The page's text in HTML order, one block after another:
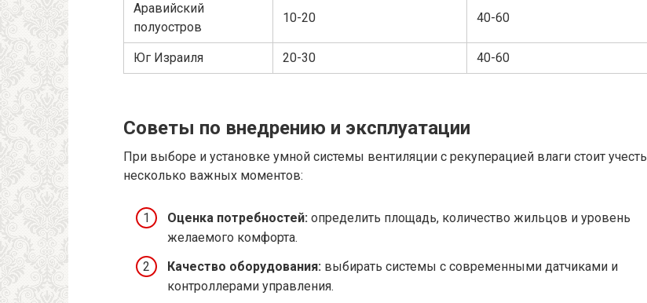
Аравийский
полуостров
10-20 40-60
Юг Израиля 20-30 40-60
Советы по внедрению и эксплуатации
При выборе и установке умной системы вентиляции с рекуперацией влаги стоит учесть
несколько важных моментов:
Оценка потребностей: определить площадь, количество жильцов и уровень
желаемого комфорта.
Качество оборудования: выбирать системы с современными датчиками и
контроллерами управления.